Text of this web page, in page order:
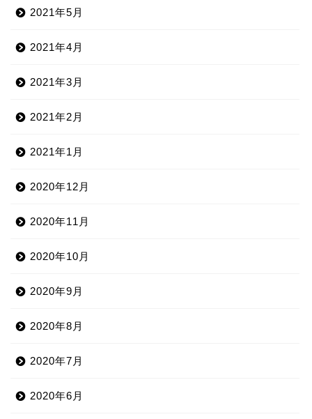
2021年5月
2021年4月
2021年3月
2021年2月
2021年1月
2020年12月
2020年11月
2020年10月
2020年9月
2020年8月
2020年7月
2020年6月